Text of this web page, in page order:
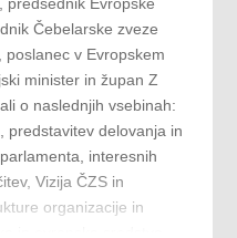
škodljivem predlogu
pesticidih (SUR). Kot
o tej zakonodaji sem
posledice in na to, da
odločati, kje v Sloveniji
Slovenijo je bila
uporabe pesticidov na
kar bi pomenilo
hrane po
Čebelarske zveze
poslanec v Evropskem
minister in župan Z
o naslednjih vsebinah:
predstavitev delovanja in
interesnih
Vizija ČZS in
organizacije in